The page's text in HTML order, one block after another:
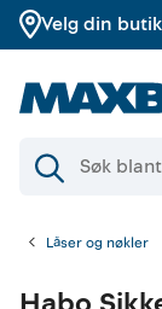
Velg din
Låser og nøkler